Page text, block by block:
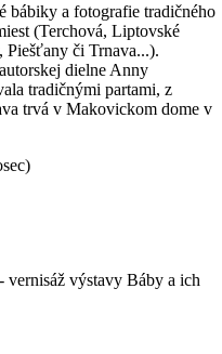
bábiky a fotografie tradičného
(Terchová, Liptovské
Piešťany či Trnava...).
dielne Anny
tradičnými partami, z
trvá v Makovickom dome v
vernisáž výstavy Báby a ich